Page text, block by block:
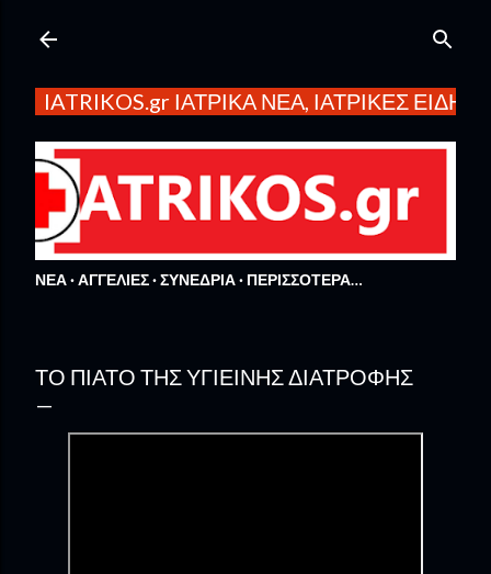
IATRIKOS.gr ΙΑΤΡΙΚΑ ΝΕΑ, ΙΑΤΡΙΚΕΣ
ΝΕΑ ΑΓΓΕΛΙΕΣ ΣΥΝΕΔΡΙΑ ΠΕΡΙΣΣΌΤΕΡΑ…
ΤΟ ΠΙΆΤΟ ΤΗΣ ΥΓΙΕΙΝΉΣ ΔΙΑΤΡΟΦΉΣ